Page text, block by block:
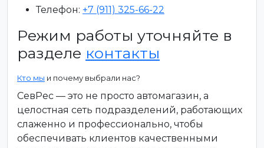
Телефон: +7 (911) 325-66-22
Режим работы уточняйте в
разделе контакты
Кто мы и почему выбрали нас?
СевРес — это не просто автомагазин, а
целостная сеть подразделений, работающих
слаженно и профессионально, чтобы
обеспечивать клиентов качественными